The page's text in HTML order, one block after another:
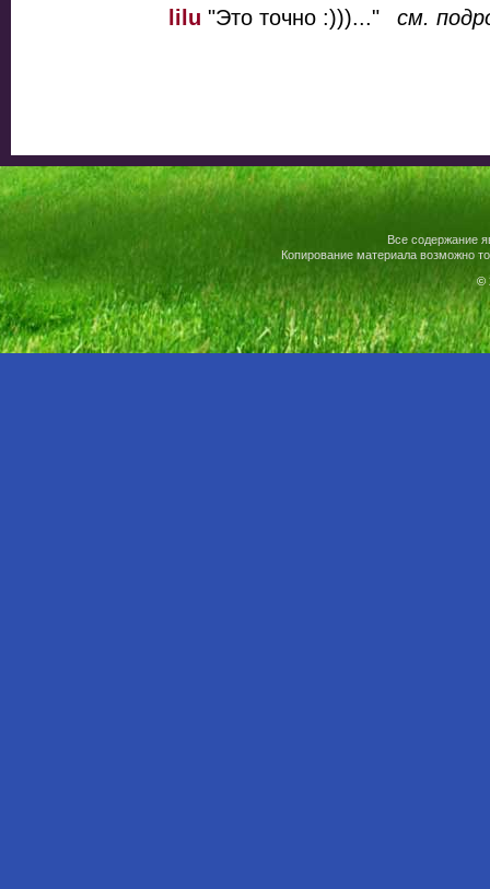
lilu "Это точно :)))..." см.
Все содержание
Копирование материала возможно
©